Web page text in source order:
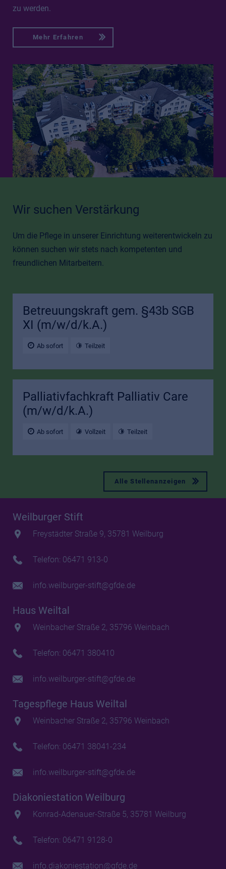
zu werden.
Mehr Erfahren
Wir suchen Verstärkung
Um die Pflege in unserer Einrichtung weiterentwickeln zu
können suchen wir stets nach kompetenten und
freundlichen Mitarbeitern.
Betreuungskraft gem. §43b SGB
XI (m/w/d/k.A.)
Ab sofort Teilzeit
Palliativfachkraft Palliativ Care
(m/w/d/k.A.)
Ab sofort Vollzeit Teilzeit
Alle Stellenanzeigen
Weilburger Stift
Freystädter Straße 9, 35781 Weilburg
Telefon: 06471 913-0
info.weilburger-stift@gfde.de
Haus Weiltal
Weinbacher Straße 2, 35796 Weinbach
Telefon: 06471 380410
info.weilburger-stift@gfde.de
Tagespflege Haus Weiltal
Weinbacher Straße 2, 35796 Weinbach
Telefon: 06471 38041-234
info.weilburger-stift@gfde.de
Diakoniestation Weilburg
Konrad-Adenauer-Straße 5, 35781 Weilburg
Telefon: 06471 9128-0
info.diakoniestation@gfde.de